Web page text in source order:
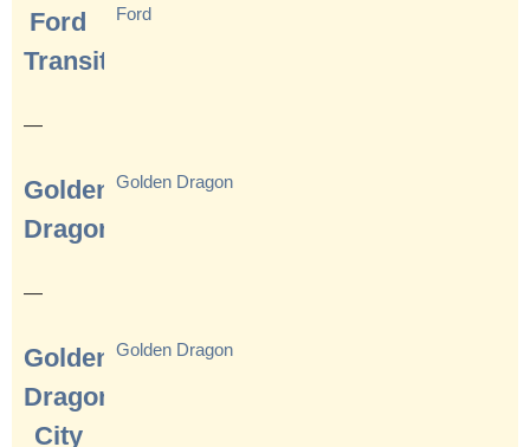
Ford
Transit
Ford
—
Golden
Dragon
Golden Dragon
—
Golden
Dragon
City
Golden Dragon